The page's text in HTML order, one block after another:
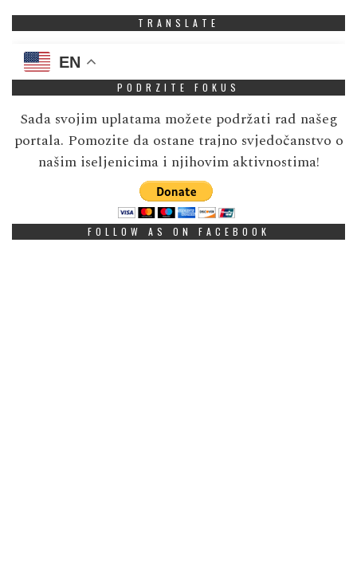
TRANSLATE
EN
PODRZITE FOKUS
Sada svojim uplatama možete podržati rad našeg
portala. Pomozite da ostane trajno svjedočanstvo o
našim iseljenicima i njihovim aktivnostima!
FOLLOW AS ON FACEBOOK